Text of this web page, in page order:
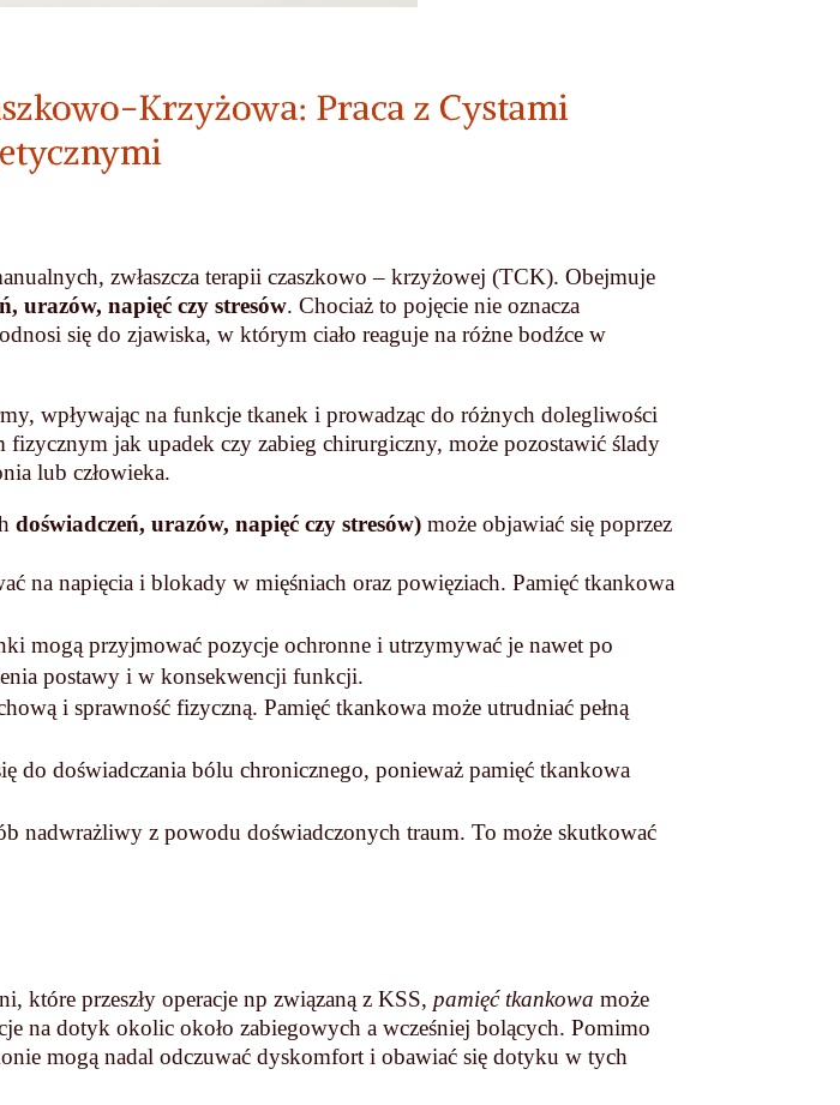
Krzyżowa: Praca z Cystami
zwłaszcza terapii czaszkowo – krzyżowej (TCK). Obejmuje
urazów, napięć czy stresów. Chociaż to pojęcie nie oznacza
się do zjawiska, w którym ciało reaguje na różne bodźce w
wpływając na funkcje tkanek i prowadząc do różnych dolegliwości
jak upadek czy zabieg chirurgiczny, może pozostawić ślady
lub człowieka.
doświadczeń, urazów, napięć czy stresów)może objawiać się poprzez
na napięcia i blokady w mięśniach oraz powięziach. Pamięć tkankowa
mogą przyjmować pozycje ochronne i utrzymywać je nawet po
postawy i w konsekwencji funkcji.
i sprawność fizyczną. Pamięć tkankowa może utrudniać pełną
do doświadczania bólu chronicznego, ponieważ pamięć tkankowa
nadwrażliwy z powodu doświadczonych traum. To może skutkować
które przeszły operacje np związaną z KSS, pamięć tkankowa może
na dotyk okolic około zabiegowych a wcześniej bolących. Pomimo
mogą nadal odczuwać dyskomfort i obawiać się dotyku w tych